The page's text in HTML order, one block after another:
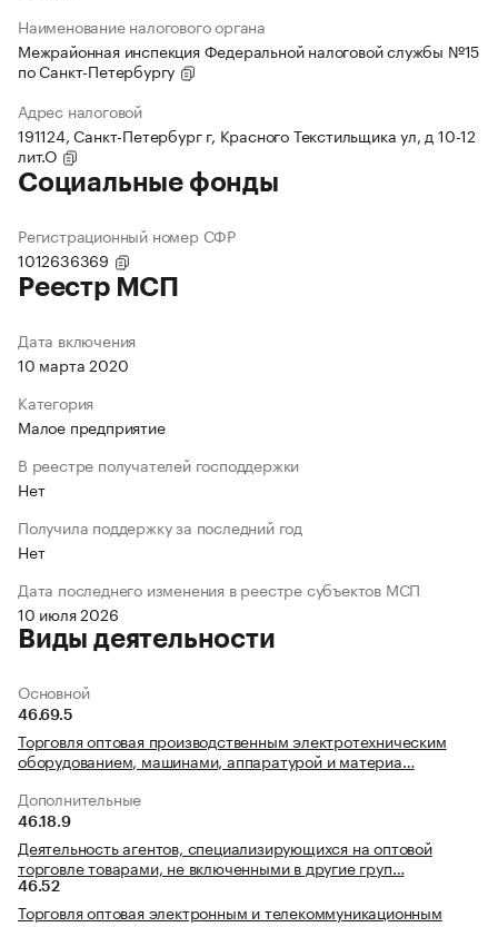
Наименование налогового органа
Межрайонная инспекция Федеральной налоговой службы №15
по Санкт-Петербургу
Адрес налоговой
191124, Санкт-Петербург г, Красного Текстильщика ул, д 10-12
лит.О
Социальные фонды
Регистрационный номер СФР
1012636369
Реестр МСП
Дата включения
10 марта 2020
Категория
Малое предприятие
В реестре получателей господдержки
Нет
Получила поддержку за последний год
Нет
Дата последнего изменения в реестре субъектов МСП
10 июля 2026
Виды деятельности
Основной
46.69.5
Торговля оптовая производственным электротехническим
оборудованием, машинами, аппаратурой и материа…
Дополнительные
46.18.9
Деятельность агентов, специализирующихся на оптовой
торговле товарами, не включенными в другие груп…
46.52
Торговля оптовая электронным и телекоммуникационным